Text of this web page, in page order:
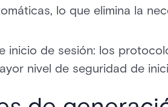
lo que elimina la
inicio de sesión: los
nivel de seguridad de